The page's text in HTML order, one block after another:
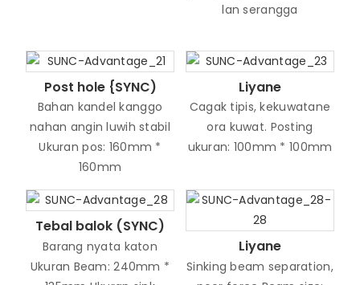
lan serangga
Post hole {SYNC)
Bahan kandel kanggo
nahan angin luwih stabil
Ukuran pos: 160mm *
160mm
Liyane
Cagak tipis, kekuwatane
ora kuwat. Posting
ukuran: 100mm * 100mm
Tebal balok (SYNC)
Barang nyata katon
Ukuran Beam: 240mm *
Liyane
Sinking beam separation,